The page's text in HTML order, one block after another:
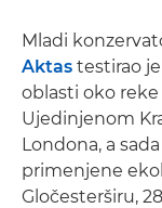
Mladi
Aktas testirao je
oblasti oko reke
Ujedinjenom
Londona, a
primenjene
Gločesterširu,